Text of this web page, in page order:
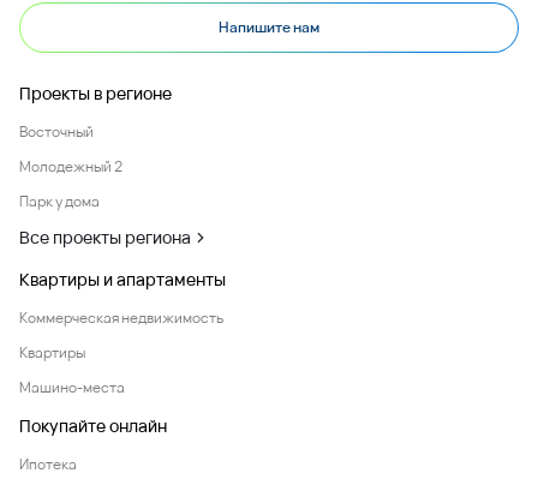
Напишите нам
Проекты в регионе
Восточный
Молодежный 2
Парк у дома
Все проекты региона
Квартиры и апартаменты
Коммерческая недвижимость
Квартиры
Машино-места
Покупайте онлайн
Ипотека